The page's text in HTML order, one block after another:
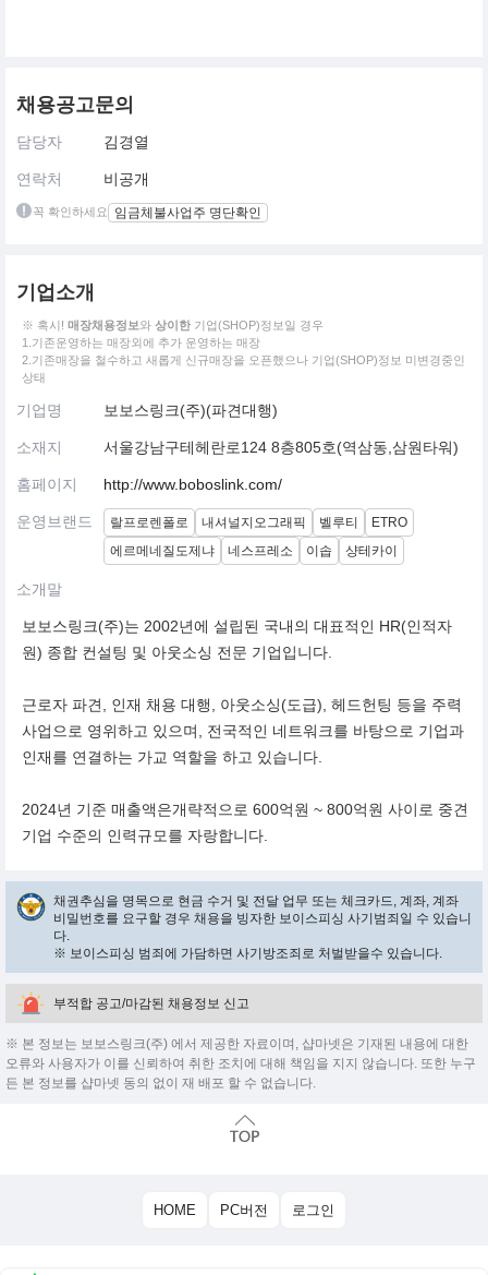
채용공고문의
담당자 김경열
연락처 비공개
꼭 확인하세요 임금체불사업주 명단확인
기업소개
※ 혹시! 매장채용정보와 상이한 기업(SHOP)정보일 경우
1.기존운영하는 매장외에 추가 운영하는 매장
2.기존매장을 철수하고 새롭게 신규매장을 오픈했으나 기업(SHOP)정보 미변경중인
상태
기업명 보보스링크(주)(파견대행)
소재지 서울강남구테헤란로124 8층805호(역삼동,삼원타워)
홈페이지 http://www.boboslink.com/
운영브랜드 랄프로렌폴로 내셔널지오그래픽 벨루티
ETRO
에르메네질도제냐
네스프레소 이솝 샹테카이
소개말
보보스링크(주)는 2002년에 설립된 국내의 대표적인 HR(인적자
원) 종합 컨설팅 및 아웃소싱 전문 기업입니다.
근로자 파견, 인재 채용 대행, 아웃소싱(도급), 헤드헌팅 등을 주력
사업으로 영위하고 있으며, 전국적인 네트워크를 바탕으로 기업과
인재를 연결하는 가교 역할을 하고 있습니다.
2024년 기준 매출액은개략적으로 600억원 ~ 800억원 사이로 중견
기업 수준의 인력규모를 자랑합니다.
채권추심을 명목으로 현금 수거 및 전달 업무 또는 체크카드, 계좌, 계좌
비밀번호를 요구할 경우 채용을 빙자한 보이스피싱 사기범죄일 수 있습니
다.
※ 보이스피싱 범죄에 가담하면 사기방조죄로 처벌받을수 있습니다.
부적합 공고/마감된 채용정보 신고
※ 본 정보는 보보스링크(주) 에서 제공한 자료이며, 샵마넷은 기재된 내용에 대한
오류와 사용자가 이를 신뢰하여 취한 조치에 대해 책임을 지지 않습니다. 또한 누구
든 본 정보를 샵마넷 동의 없이 재 배포 할 수 없습니다.
HOME PC버전 로그인